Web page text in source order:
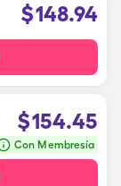
$148.94
$154.45
Con Membresía